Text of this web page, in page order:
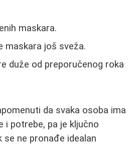
maskara.
maskara još sveža.
duže od preporučenog roka
da svaka osoba ima
i potrebe, pa je ključno
ne pronađe idealan